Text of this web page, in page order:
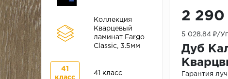
Коллекция
Кварцевый
ламинат Fargo
Classic, 3.5мм
41
класс
41 класс
2
5 028.84 ₽/
Дуб
Гарантия